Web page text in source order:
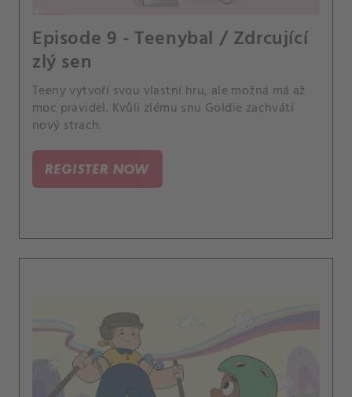
Episode 9 - Teenybal / Zdrcující
zlý sen
Teeny vytvoří svou vlastní hru, ale možná má až
moc pravidel. Kvůli zlému snu Goldie zachvátí
nový strach.
REGISTER NOW